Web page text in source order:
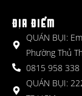
ĐỊA ĐIỂM
QUÁN BỤI:
Phường Thủ
0815 958 338
QUÁN BỤI: